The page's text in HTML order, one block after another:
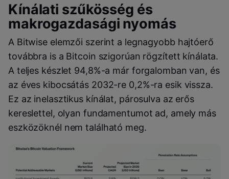
Kínálati szűkösség és
makrogazdasági nyomás
A Bitwise elemzői szerint a legnagyobb hajtóerő
továbbra is a Bitcoin szigorúan rögzített kínálata.
A teljes készlet 94,8%-a már forgalomban van, és
az éves kibocsátás 2032-re 0,2%-ra esik vissza.
Ez az inelasztikus kínálat, párosulva az erős
kereslettel, olyan fundamentumot ad, amely más
eszközöknél nem található meg.